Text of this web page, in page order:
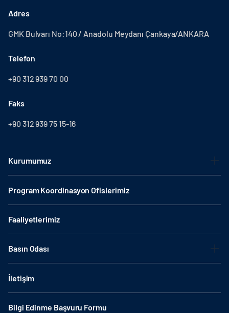
Adres
GMK Bulvarı No:140 / Anadolu Meydanı Çankaya/ANKARA
Telefon
+90 312 939 70 00
Faks
+90 312 939 75 15-16
Kurumumuz
Program Koordinasyon Ofislerimiz
Faaliyetlerimiz
Basın Odası
İletişim
Bilgi Edinme Başvuru Formu